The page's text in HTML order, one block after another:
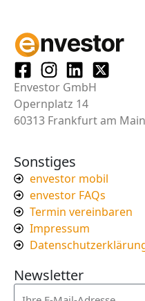
Envestor GmbH
Opernplatz 14
60313 Frankfurt am Main
Sonstiges
envestor mobil
envestor FAQs
Termin vereinbaren
Impressum
Newsletter